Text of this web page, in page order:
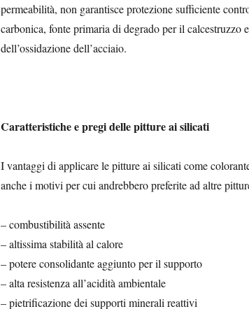
permeabilità, non garantisce protezione sufficiente
carbonica, fonte primaria di degrado per il calcestruzzo
dell’ossidazione dell’acciaio.
Caratteristiche e pregi delle pitture ai silicati
I vantaggi di applicare le pitture ai silicati come
anche i motivi per cui andrebbero preferite ad altre
– combustibilità assente
– altissima stabilità al calore
– potere consolidante aggiunto per il supporto
– alta resistenza all’acidità ambientale
– pietrificazione dei supporti minerali reattivi